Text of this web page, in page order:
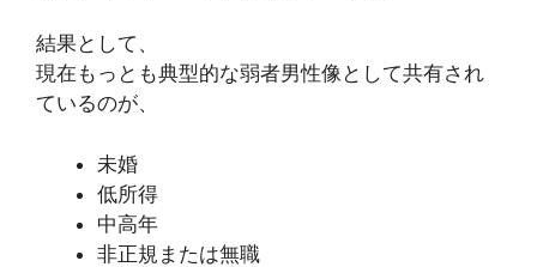
結果として、
現在もっとも典型的な弱者男性像として共有され
ているのが、
未婚
低所得
中高年
非正規または無職